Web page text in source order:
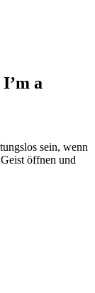
a
sein, wenn
öffnen und